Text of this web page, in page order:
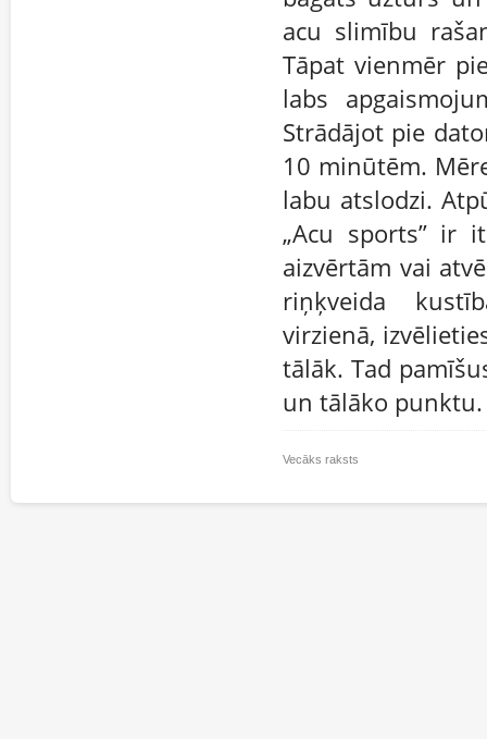
acu slimību
Tāpat vienmēr
labs
Strādājot pie
10 minūtēm.
labu atslodzi.
„Acu sports” ir
aizvērtām vai
riņķveida
virzienā,
tālāk. Tad
un tālāko punktu.
Vecāks raksts